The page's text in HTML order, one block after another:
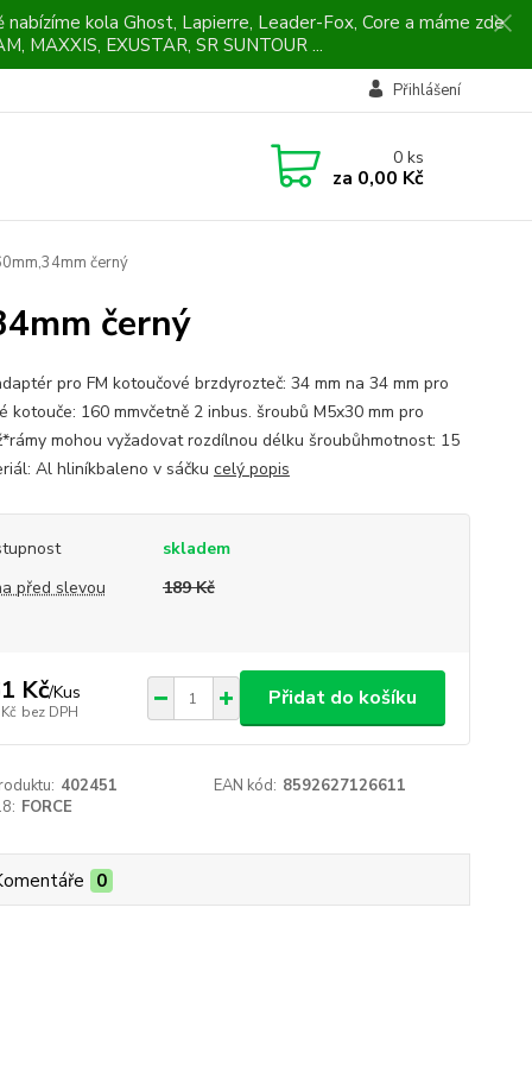
kola Ghost, Lapierre, Leader-Fox, Core a máme zde
MAXXIS, EXUSTAR, SR SUNTOUR ...
Přihlášení
0ks
za 0,00 Kč
černý
černý
pro FM kotoučové brzdyrozteč: 34 mm na 34 mm pro
kotouče: 160 mmvčetně 2 inbus. šroubů M5x30 mm pro
mohou vyžadovat rozdílnou délku šroubůhmotnost: 15
Al hliníkbaleno v sáčku celý popis
skladem
před slevou
189 Kč
Kč/Kus
bez DPH
Přidat do košíku
402451 EAN kód: 8592627126611
FORCE
0